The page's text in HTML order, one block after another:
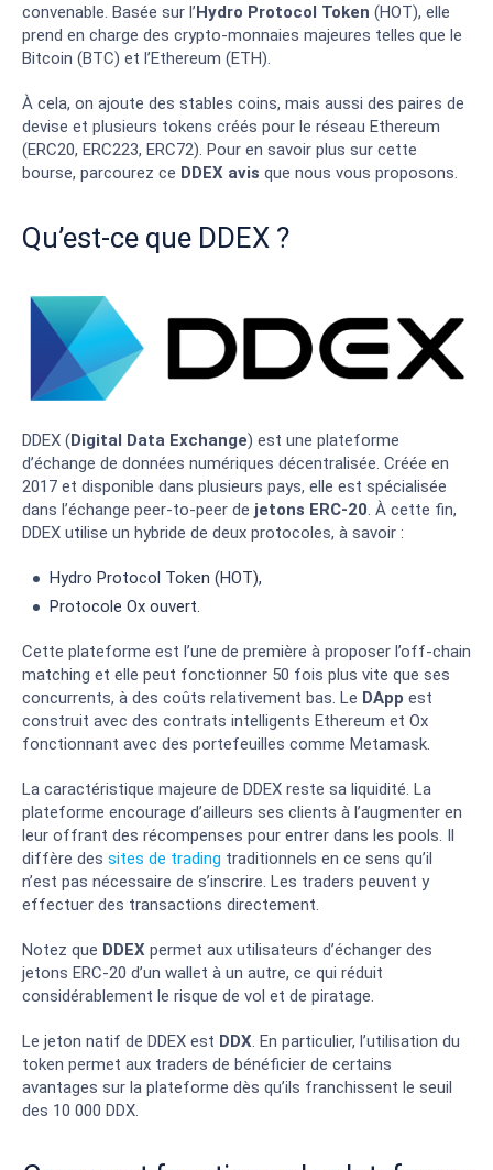
convenable. Basée sur l’Hydro Protocol Token (HOT), elle
prend en charge des crypto-monnaies majeures telles que le
Bitcoin (BTC) et l’Ethereum (ETH).
À cela, on ajoute des stables coins, mais aussi des paires de
devise et plusieurs tokens créés pour le réseau Ethereum
(ERC20, ERC223, ERC72). Pour en savoir plus sur cette
bourse, parcourez ce DDEX avis que nous vous proposons.
Qu’est-ce que DDEX ?
DDEX (Digital Data Exchange) est une plateforme
d’échange de données numériques décentralisée. Créée en
2017 et disponible dans plusieurs pays, elle est spécialisée
dans l’échange peer-to-peer de jetons ERC-20. À cette fin,
DDEX utilise un hybride de deux protocoles, à savoir :
Hydro Protocol Token (HOT),
Protocole Ox ouvert.
Cette plateforme est l’une de première à proposer l’off-chain
matching et elle peut fonctionner 50 fois plus vite que ses
concurrents, à des coûts relativement bas. Le DApp est
construit avec des contrats intelligents Ethereum et Ox
fonctionnant avec des portefeuilles comme Metamask.
La caractéristique majeure de DDEX reste sa liquidité. La
plateforme encourage d’ailleurs ses clients à l’augmenter en
leur offrant des récompenses pour entrer dans les pools. Il
diffère des sites de trading traditionnels en ce sens qu’il
n’est pas nécessaire de s’inscrire. Les traders peuvent y
effectuer des transactions directement.
Notez que DDEX permet aux utilisateurs d’échanger des
jetons ERC-20 d’un wallet à un autre, ce qui réduit
considérablement le risque de vol et de piratage.
Le jeton natif de DDEX est DDX. En particulier, l’utilisation du
token permet aux traders de bénéficier de certains
avantages sur la plateforme dès qu’ils franchissent le seuil
des 10 000 DDX.